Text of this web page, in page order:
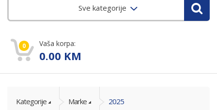
Sve kategorije
0 Vaša korpa:
0.00 KM
Kategorije Marke 2025